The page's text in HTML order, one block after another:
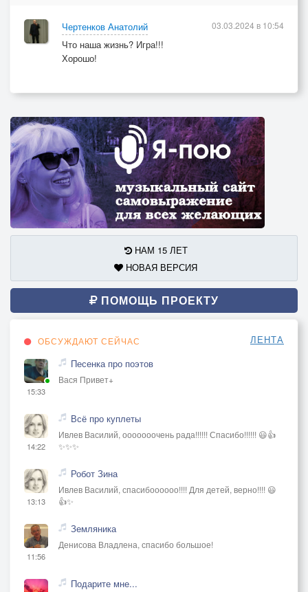
Чертенков Анатолий
Что наша жизнь? Игра!!!
Хорошо!
03.03.2024 в 10:54
НАМ 15 ЛЕТ
НОВАЯ ВЕРСИЯ
ПОМОЩЬ ПРОЕКТУ
ОБСУЖДАЮТ СЕЙЧАС ЛЕНТА
15:33
Песенка про поэтов
Вася Привет+
14:22
Всё про куплеты
Ивлев Василий, ооооооочень рада!!!!!! Спасибо!!!!!! 😃👍
✨✨✨
13:13
Робот Зина
Ивлев Василий, спасибоооооо!!!! Для детей, верно!!!! 😃
👍✨
11:56
Земляника
Денисова Владлена, спасибо большое!
Подарите мне...